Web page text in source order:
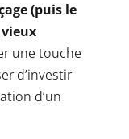
(puis le
une touche
d’investir
d’un